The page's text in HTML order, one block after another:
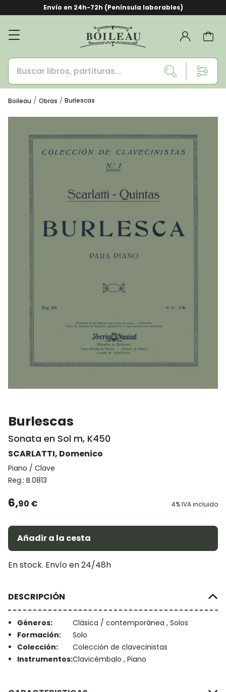
Envío en 24h-72h (Península laborables)
Boileau Obras Burlescas
Burlescas
Sonata en Sol m, K450
SCARLATTI, Domenico
Piano / Clave
Reg.: B.0813
6,90 € 4% IVA incluido
Añadir a la cesta
En stock. Envío en 24/48h
DESCRIPCIÓN
Géneros:
Clásica / contemporánea , Solos
Formación:
Solo
Colección:
Colección de clavecinistas
Instrumentos:Clavicémbalo , Piano